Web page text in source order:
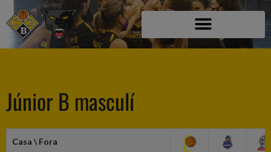
Júnior B masculí
Casa \ Fora